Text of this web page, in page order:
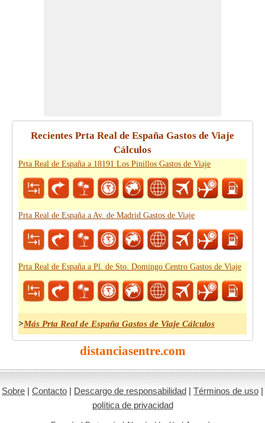
Recientes Prta Real de España Gastos de Viaje
Cálculos
Prta Real de España a 18191 Los Pinillos Gastos de Viaje
Prta Real de España a Av. de Madrid Gastos de Viaje
Prta Real de España a Pl. de Sto. Domingo Centro Gastos de Viaje
>Más Prta Real de España Gastos de Viaje Cálculos
distanciasentre.com
Sobre | Contacto | Descargo de responsabilidad | Términos de uso |
política de privacidad